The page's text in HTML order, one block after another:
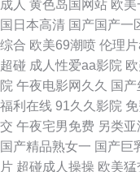
片免费 精品久久aⅴ九九久
超碰青青草在线 国产ts伪
播放 玖玖热精品视频 91
婬黄大片在看 久久神马私
成人 黄色岛国网站 欧美
国日本高清 国产国产一
综合 欧美69潮喷 伦理
超碰 成人性爱aa影院
院 午夜电影网久久 国
福利在线 91久久影院
交 午夜宅男免费 另类
国产精品熟女一 国产巨
片 超碰成人操操 欧美猛